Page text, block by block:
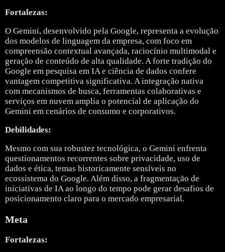
Fortalezas:
O Gemini, desenvolvido pela Google, representa a evolução
dos modelos de linguagem da empresa, com foco em
compreensão contextual avançada, raciocínio multimodal e
geração de conteúdo de alta qualidade. A forte tradição do
Google em pesquisa em IA e ciência de dados confere
vantagem competitiva significativa. A integração nativa
com mecanismos de busca, ferramentas colaborativas e
serviços em nuvem amplia o potencial de aplicação do
Gemini em cenários de consumo e corporativos.
Debilidades:
Mesmo com sua robustez tecnológica, o Gemini enfrenta
questionamentos recorrentes sobre privacidade, uso de
dados e ética, temas historicamente sensíveis no
ecossistema do Google. Além disso, a fragmentação de
iniciativas de IA ao longo do tempo pode gerar desafios de
posicionamento claro para o mercado empresarial.
Meta
Fortalezas: